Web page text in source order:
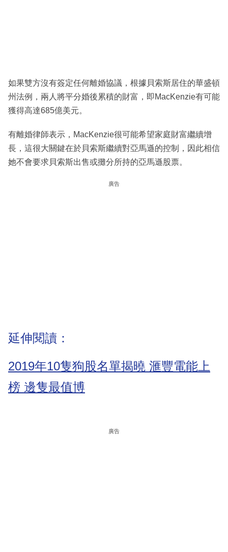
如果雙方沒有簽定任何離婚協議，根據貝索斯居住的華盛頓
州法例，兩人將平分婚後累積的財富，即MacKenzie有可能
獲得高達685億美元。
有離婚律師表示，MacKenzie很可能希望家庭財富繼續增
長，這很大關鍵在於貝索斯繼續對亞馬遜的控制，因此相信
她不會要求貝索斯出售或攤分所持的亞馬遜股票。
廣告
延伸閱讀：
2019年10隻狗股名單揭曉 滙豐電能上
榜 邊隻最值博
廣告